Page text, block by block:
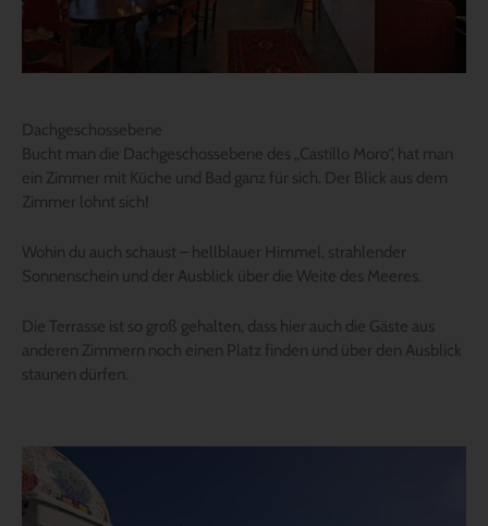
Dachgeschossebene
Bucht man die Dachgeschossebene des „Castillo Moro“, hat man
ein Zimmer mit Küche und Bad ganz für sich. Der Blick aus dem
Zimmer lohnt sich!
Wohin du auch schaust – hellblauer Himmel, strahlender
Sonnenschein und der Ausblick über die Weite des Meeres.
Die Terrasse ist so groß gehalten, dass hier auch die Gäste aus
anderen Zimmern noch einen Platz finden und über den Ausblick
staunen dürfen.